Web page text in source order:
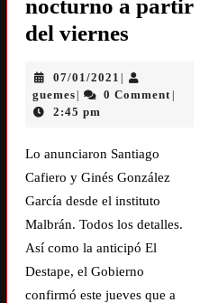
nocturno a partir
del viernes
07/01/2021
guemes 0 Comment
2:45 pm
Lo anunciaron Santiago
Cafiero y Ginés González
García desde el instituto
Malbrán. Todos los detalles.
Así como la anticipó El
Destape, el Gobierno
confirmó este jueves que a